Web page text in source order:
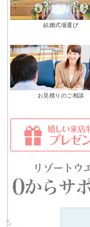
結婚式場選び
お見積りのご相談